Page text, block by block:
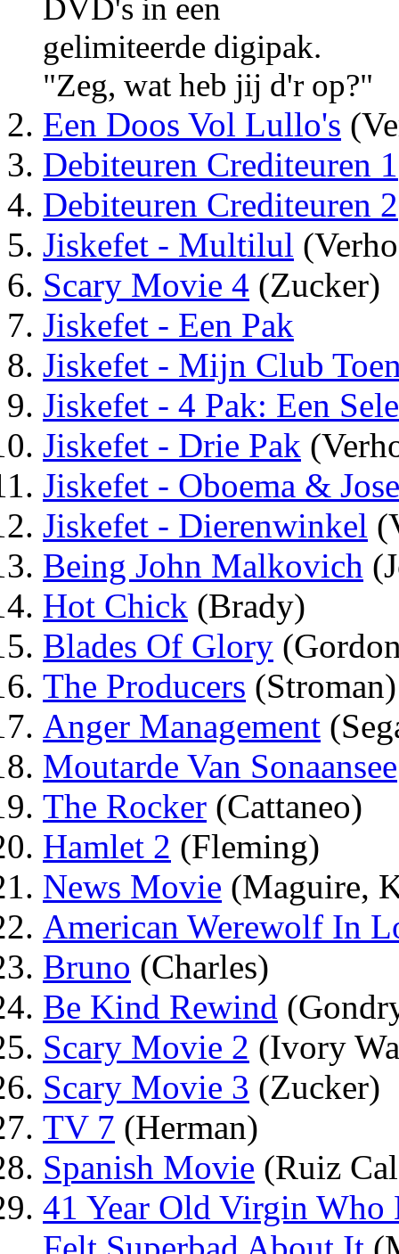
DVD's in een
gelimiteerde digipak.
"Zeg, wat heb jij d'r op?"
Een Doos Vol Lullo's
Debiteuren Crediteuren 1
Debiteuren Crediteuren 2
Jiskefet - Multilul
Scary Movie 4 (Zucker)
Jiskefet - Een Pak
Jiskefet - Mijn Club
Jiskefet - 4 Pak: Een
Jiskefet - Drie Pak
Jiskefet - Oboema & Jose
Jiskefet - Dierenwinkel
Being John Malkovich
Hot Chick (Brady)
Blades Of Glory
The Producers (Stroman)
Anger Management
Moutarde Van Sonaansee
The Rocker (Cattaneo)
Hamlet 2 (Fleming)
News Movie (Maguire,
American Werewolf In
Bruno (Charles)
Be Kind Rewind
Scary Movie 2 (Ivory
Scary Movie 3 (Zucker)
TV 7 (Herman)
Spanish Movie (Ruiz
41 Year Old Virgin Who